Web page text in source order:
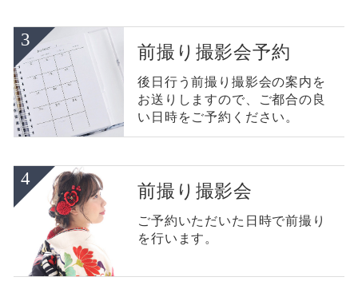
前撮り撮影会予約
後日行う前撮り撮影会の案内を
お送りしますので、ご都合の良
い日時をご予約ください。
前撮り撮影会
ご予約いただいた日時で前撮り
を行います。